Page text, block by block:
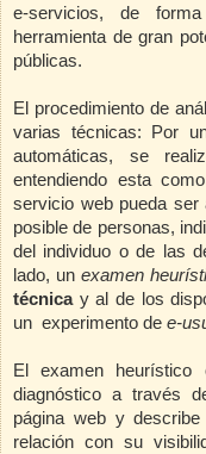
e-servicios, de
herramienta de gran
públicas.
El procedimiento de
varias técnicas: Por
automáticas, se
entendiendo esta
servicio web pueda
posible de personas,
del individuo o de las
lado, unexamen
técnicay al de los
un experimento de e-
El examen
diagnóstico a través
página web y
relación con su